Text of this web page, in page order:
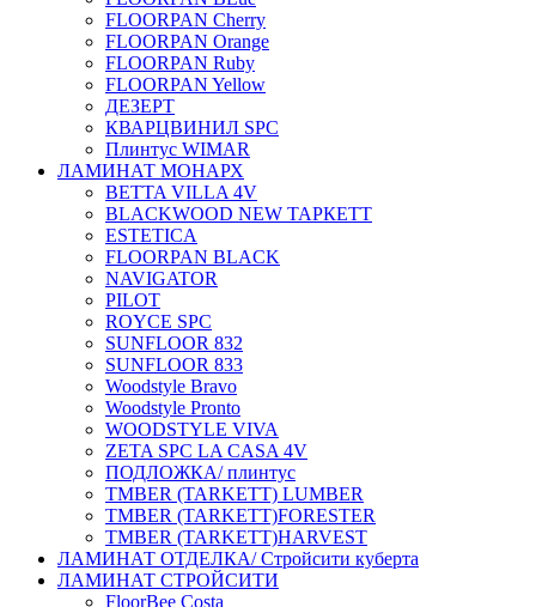
FLOORPAN Cherry
FLOORPAN Orange
FLOORPAN Ruby
FLOORPAN Yellow
ДЕЗЕРТ
КВАРЦВИНИЛ SPC
Плинтус WIMAR
ЛАМИНАТ МОНАРХ
BETTA VILLA 4V
BLACKWOOD NEW ТАРКЕТТ
ESTETICA
FLOORPAN BLACK
NAVIGATOR
PILOT
ROYCE SPC
SUNFLOOR 832
SUNFLOOR 833
Woodstyle Bravo
Woodstyle Pronto
WOODSTYLE VIVA
ZETA SPC LA CASA 4V
ПОДЛОЖКА/ плинтус
ТMBER (TARKETT) LUMBER
ТMBER (TARKETT)FORESTER
ТMBER (TARKETT)HARVEST
ЛАМИНАТ ОТДЕЛКА/ Стройсити куберта
ЛАМИНАТ СТРОЙСИТИ
FloorBee Costa